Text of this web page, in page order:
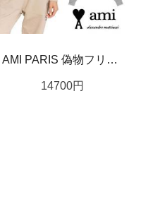
AMI PARIS 偽物フリース ハーフジップ スウェットシャツ
14700円